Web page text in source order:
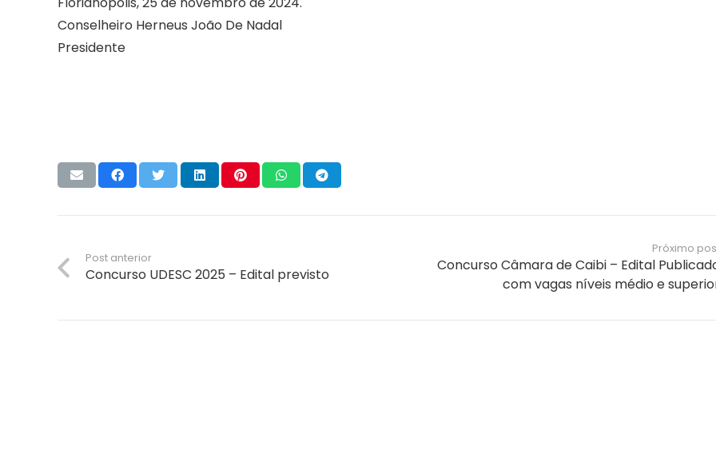
Conselheiro Herneus João De Nadal
Presidente
Post anterior
Concurso UDESC 2025 – Edital previsto
Próximo
Concurso Câmara de Caibi – Edital
com vagas níveis médio e
Notícias e Informações sobre